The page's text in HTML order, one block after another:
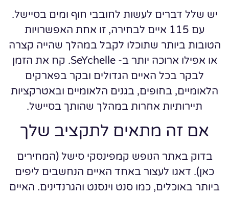
יש שלל דברים לעשות לחובבי חוף ומים בסיישל.
עם 115 איים לבחירה, זו אחת האפשרויות
הטובות ביותר שתוכלו לקבל במהלך שהייה קצרה
או אפילו ארוכה יותר ב- SeYchelle. קח את הזמן
לבקר בכל האיים הגדולים ובקר בפארקים
הלאומיים, בחופים, בגנים הלאומיים ובאטרקציות
תיירותיות אחרות במהלך שהותך בסיישל.
אם זה מתאים לתקציב שלך
בדוק באתר הנופש קמפינסקי סישל (המחירים
כאן). דאגו לעצור באחד האיים הנחשבים ליפים
ביותר באוכלים, כמו סנט וינסנט והגרנדינים. האיים